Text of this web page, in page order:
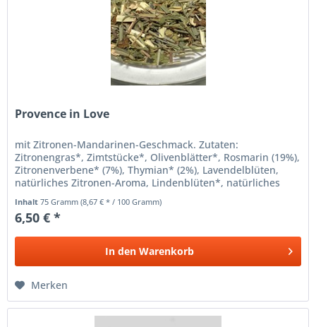
Provence in Love
mit Zitronen-Mandarinen-Geschmack. Zutaten:
Zitronengras*, Zimtstücke*, Olivenblätter*, Rosmarin (19%),
Zitronenverbene* (7%), Thymian* (2%), Lavendelblüten,
natürliches Zitronen-Aroma, Lindenblüten*, natürliches
Inhalt75 Gramm(8,67 € * / 100 Gramm)
6,50 € *
In den Warenkorb
Merken